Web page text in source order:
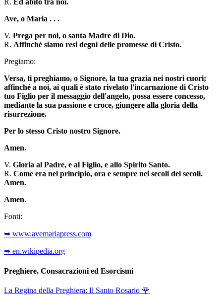
R. Ed abitò tra noi.
Ave, o Maria . . .
V. Prega per noi, o santa Madre di Dio.
R. Affinché siamo resi degni delle promesse di Cristo.
Pregiamo:
Versa, ti preghiamo, o Signore, la tua grazia nei nostri cuori;
affinché a noi, ai quali è stato rivelato l'incarnazione di Cristo
tuo Figlio per il messaggio dell'angelo, possa essere concesso,
mediante la sua passione e croce, giungere alla gloria della
risurrezione.
Per lo stesso Cristo nostro Signore.
Amen.
V. Gloria al Padre, e al Figlio, e allo Spirito Santo.
R. Come era nel principio, ora e sempre nei secoli dei secoli.
Amen.
Amen.
Fonti:
➥ www.avemariapress.com
➥ en.wikipedia.org
Preghiere, Consacrazioni ed Esorcismi
La Regina della Preghiera: Il Santo Rosario 🌹